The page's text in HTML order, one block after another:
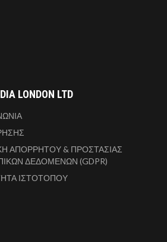
LONDON LTD
ΑΠΟΡΡΗΤΟΥ & ΠΡΟΣΤΑΣΙΑΣ
ΔΕΔΟΜΕΝΩΝ (GDPR)
ΙΣΤΟΤΟΠΟΥ